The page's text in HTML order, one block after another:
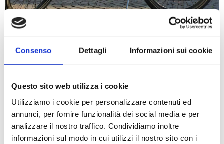
Consenso Dettagli Informazioni sui cookie
Questo sito web utilizza i cookie
Utilizziamo i cookie per personalizzare contenuti ed
annunci, per fornire funzionalità dei social media e per
analizzare il nostro traffico. Condividiamo inoltre
informazioni sul modo in cui utilizzi il nostro sito con i
d'Oro e visita Verona!
L’Hotel Colomba d’Oro, vicino all’Arena di Verona, garantisce la
da un mezzo amato anche dai più piccoli: la bicicletta!
L’Albergo a 4 stelle, infatti, offre in esclusiva alla sua clientela un
servizio di noleggio biciclette per godersi la città in sella, con amici o in
famiglia!
Storia